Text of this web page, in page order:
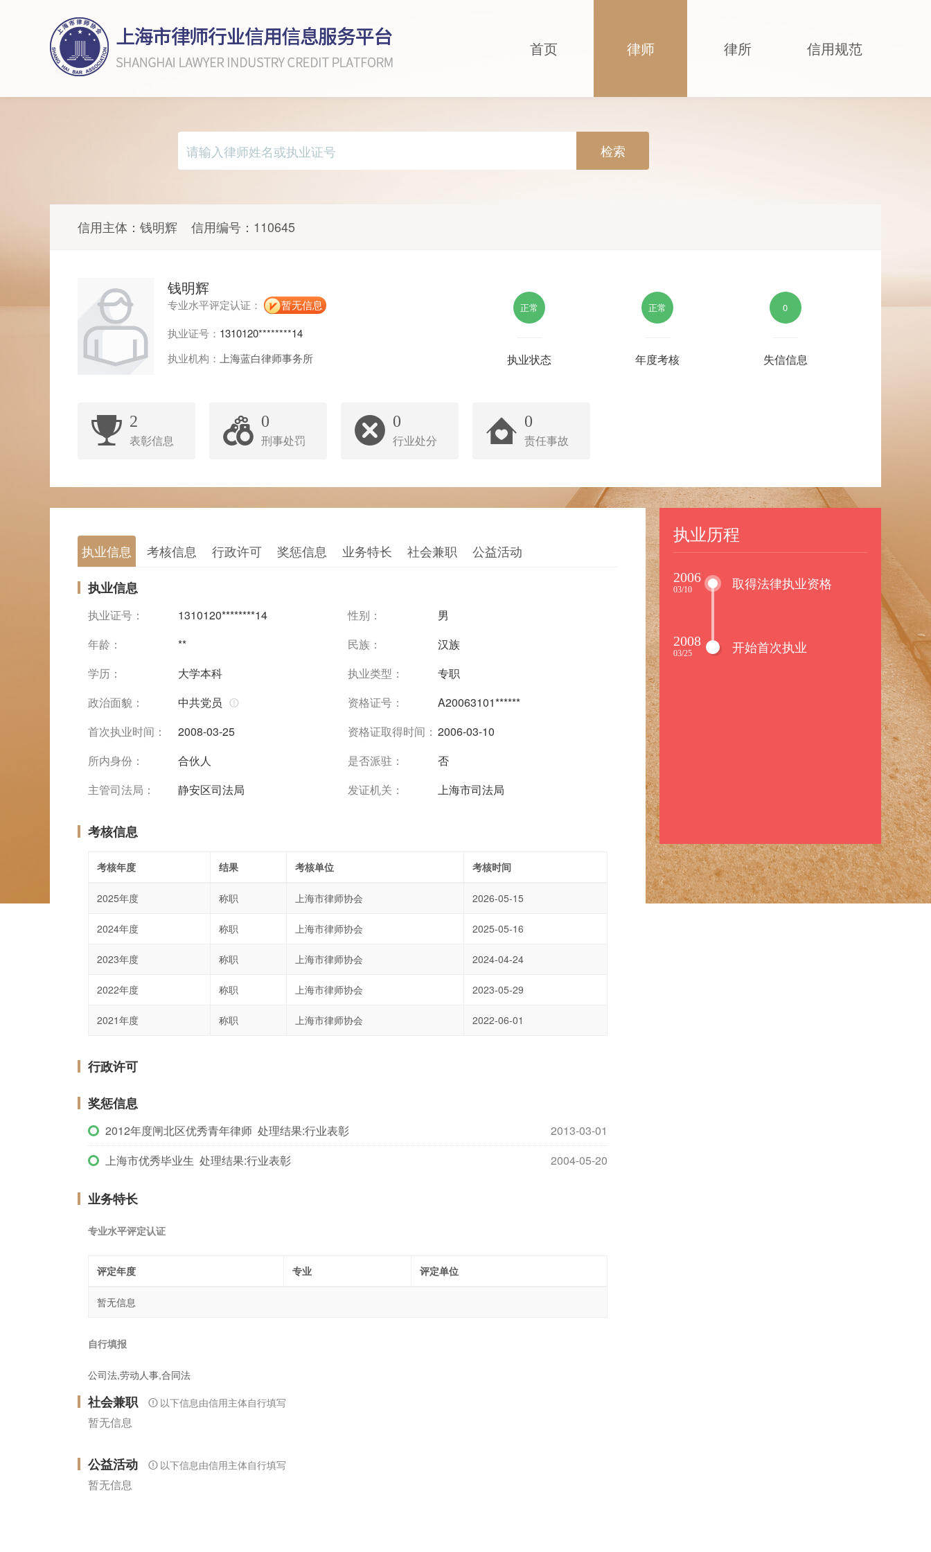
首页 律师 律所 信用规范
检索
信用主体： 钱明辉 信用编号： 110645
钱明辉
专业水平评定认证：
暂无信息
执业证号： 1310120********14
执业机构： 上海蓝白律师事务所
正常
执业状态
正常
年度考核
0
失信信息
2
表彰信息
0
刑事处罚
0
行业处分
0
责任事故
执业信息 考核信息 行政许可 奖惩信息 业务特长 社会兼职 公益活动
执业信息
执业证号： 1310120********14 性别：
男
年龄：
** 民族：
汉族
学历：
大学本科 执业类型：
专职
政治面貌：
中共党员 资格证号：
A20063101******
首次执业时间：
2008-03-25 资格证取得时间： 2006-03-10
所内身份：
合伙人 是否派驻：
否
主管司法局：
静安区司法局 发证机关： 上海市司法局
考核信息
考核年度 结果 考核单位 考核时间
2025年度 称职 上海市律师协会 2026-05-15
2024年度 称职 上海市律师协会 2025-05-16
2023年度 称职 上海市律师协会 2024-04-24
2022年度 称职 上海市律师协会 2023-05-29
2021年度 称职 上海市律师协会 2022-06-01
行政许可
奖惩信息
2013-03-01
2012年度闸北区优秀青年律师 处理结果:行业表彰
2004-05-20
上海市优秀毕业生 处理结果:行业表彰
业务特长
专业水平评定认证
评定年度 专业 评定单位
暂无信息
自行填报
公司法,劳动人事,合同法
社会兼职 以下信息由信用主体自行填写
暂无信息
公益活动 以下信息由信用主体自行填写
暂无信息
执业历程
2006
03/10 取得法律执业资格
2008
03/25 开始首次执业